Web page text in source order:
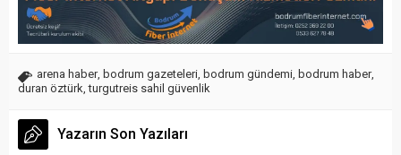
arena haber, bodrum gazeteleri, bodrum gündemi, bodrum haber,
duran öztürk,turgutreis sahil güvenlik
Yazarın Son Yazıları